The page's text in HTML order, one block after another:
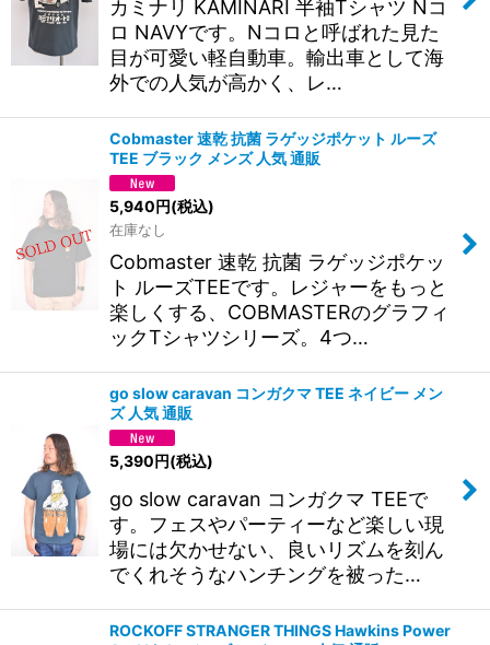
カミナリ KAMINARI 半袖Tシャツ Nコ
ロ NAVYです。Nコロと呼ばれた見た
目が可愛い軽自動車。輸出車として海
外での人気が高かく、レ…
Cobmaster 速乾 抗菌 ラゲッジポケット ルーズ
TEE ブラック メンズ 人気 通販
5,940円(税込)
在庫なし
Cobmaster 速乾 抗菌 ラゲッジポケッ
ト ルーズTEEです。レジャーをもっと
楽しくする、COBMASTERのグラフィ
ックTシャツシリーズ。4つ…
go slow caravan コンガクマ TEE ネイビー メン
ズ 人気 通販
5,390円(税込)
go slow caravan コンガクマ TEEで
す。フェスやパーティーなど楽しい現
場には欠かせない、良いリズムを刻ん
でくれそうなハンチングを被った…
ROCKOFF STRANGER THINGS Hawkins Power